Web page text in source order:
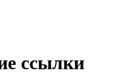
ссылки